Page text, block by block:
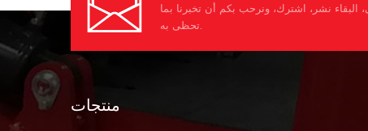
البقاء نشر، اشترك، ونرحب بكم أن تخبرنا بما
تحظى به.
منتجات